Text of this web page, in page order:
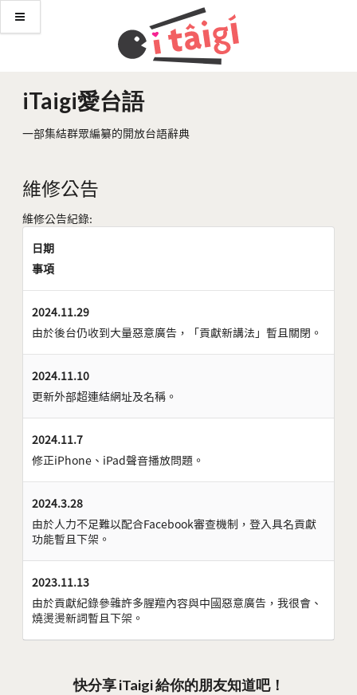
iTaigi愛台語
一部集結群眾編纂的開放台語辭典
維修公告
維修公告紀錄:
日期
事項
2024.11.29
由於後台仍收到大量惡意廣告，「貢獻新講法」暫且關閉。
2024.11.10
更新外部超連結網址及名稱。
2024.11.7
修正iPhone、iPad聲音播放問題。
2024.3.28
由於人力不足難以配合Facebook審查機制，登入具名貢獻
功能暫且下架。
2023.11.13
由於貢獻紀錄參雜許多腥羶內容與中國惡意廣告，我很會、
燒燙燙新詞暫且下架。
快分享 iTaigi 給你的朋友知道吧！